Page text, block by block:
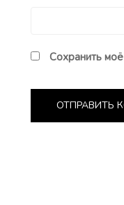
Сохранить